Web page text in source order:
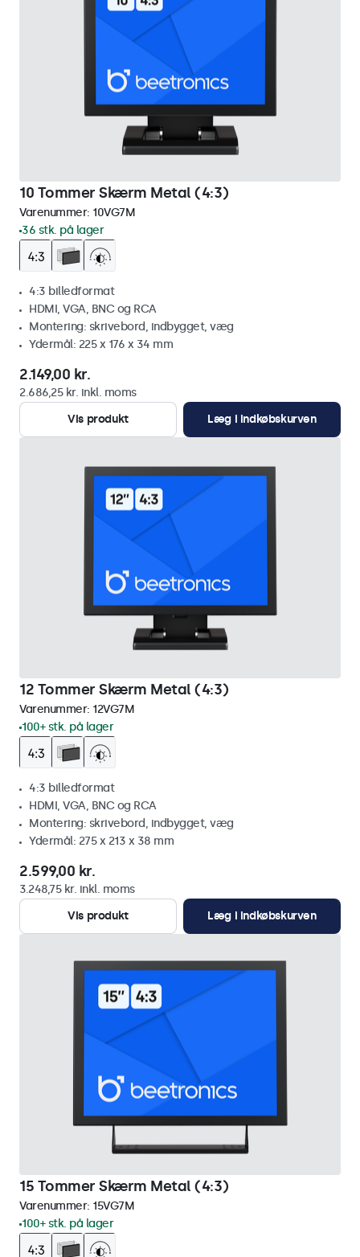
10 Tommer Skærm Metal (4:3)
Varenummer: 10VG7M
36 stk. på lager
4:3 billedformat
HDMI, VGA, BNC og RCA
Montering: skrivebord, indbygget, væg
Ydermål: 225 x 176 x 34 mm
2.149,00 kr.
2.686,25 kr. inkl. moms
Vis produkt
Læg i indkøbskurven
12 Tommer Skærm Metal (4:3)
Varenummer: 12VG7M
100+ stk. på lager
4:3 billedformat
HDMI, VGA, BNC og RCA
Montering: skrivebord, indbygget, væg
Ydermål: 275 x 213 x 38 mm
2.599,00 kr.
3.248,75 kr. inkl. moms
Vis produkt
Læg i indkøbskurven
15 Tommer Skærm Metal (4:3)
Varenummer: 15VG7M
100+ stk. på lager